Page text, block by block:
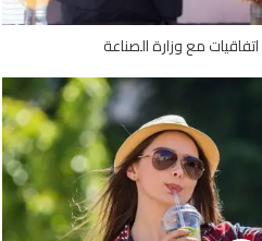
مع وزارة الصناعة